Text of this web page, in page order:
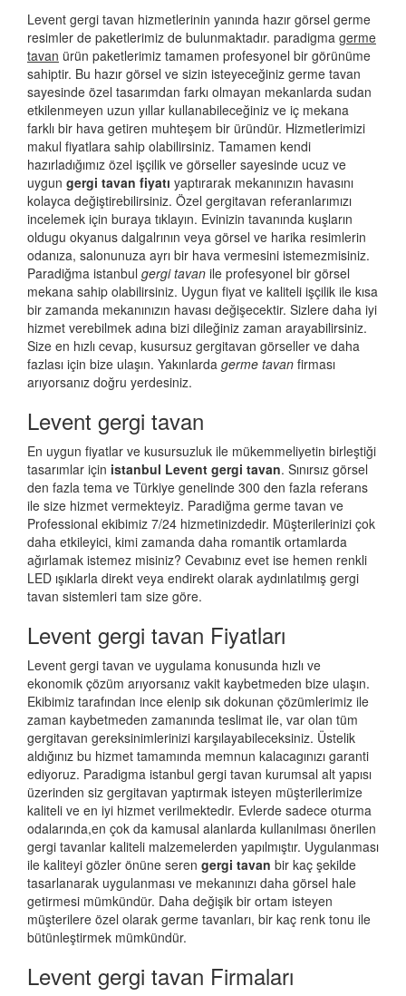
Levent gergi tavan hizmetlerinin yanında hazır görsel germe
resimler de paketlerimiz de bulunmaktadır. paradigma germe
tavan ürün paketlerimiz tamamen profesyonel bir görünüme
sahiptir. Bu hazır görsel ve sizin isteyeceğiniz germe tavan
sayesinde özel tasarımdan farkı olmayan mekanlarda sudan
etkilenmeyen uzun yıllar kullanabileceğiniz ve iç mekana
farklı bir hava getiren muhteşem bir üründür. Hizmetlerimizi
makul fiyatlara sahip olabilirsiniz. Tamamen kendi
hazırladığımız özel işçilik ve görseller sayesinde ucuz ve
uygun gergi tavan fiyatı yaptırarak mekanınızın havasını
kolayca değiştirebilirsiniz. Özel gergitavan referanlarımızı
incelemek için buraya tıklayın. Evinizin tavanında kuşların
oldugu okyanus dalgalrının veya görsel ve harika resimlerin
odanıza, salonunuza ayrı bir hava vermesini istemezmisiniz.
Paradiğma istanbul gergi tavan ile profesyonel bir görsel
mekana sahip olabilirsiniz. Uygun fiyat ve kaliteli işçilik ile kısa
bir zamanda mekanınızın havası değişecektir. Sizlere daha iyi
hizmet verebilmek adına bizi dileğiniz zaman arayabilirsiniz.
Size en hızlı cevap, kusursuz gergitavan görseller ve daha
fazlası için bize ulaşın. Yakınlarda germe tavan firması
arıyorsanız doğru yerdesiniz.
Levent gergi tavan
En uygun fiyatlar ve kusursuzluk ile mükemmeliyetin birleştiği
tasarımlar için istanbul Levent gergi tavan. Sınırsız görsel
den fazla tema ve Türkiye genelinde 300 den fazla referans
ile size hizmet vermekteyiz. Paradiğma germe tavan ve
Professional ekibimiz 7/24 hizmetinizdedir. Müşterilerinizi çok
daha etkileyici, kimi zamanda daha romantik ortamlarda
ağırlamak istemez misiniz? Cevabınız evet ise hemen renkli
LED ışıklarla direkt veya endirekt olarak aydınlatılmış gergi
tavan sistemleri tam size göre.
Levent gergi tavan Fiyatları
Levent gergi tavan ve uygulama konusunda hızlı ve
ekonomik çözüm arıyorsanız vakit kaybetmeden bize ulaşın.
Ekibimiz tarafından ince elenip sık dokunan çözümlerimiz ile
zaman kaybetmeden zamanında teslimat ile, var olan tüm
gergitavan gereksinimlerinizi karşılayabileceksiniz. Üstelik
aldığınız bu hizmet tamamında memnun kalacagınızı garanti
ediyoruz. Paradigma istanbul gergi tavan kurumsal alt yapısı
üzerinden siz gergitavan yaptırmak isteyen müşterilerimize
kaliteli ve en iyi hizmet verilmektedir. Evlerde sadece oturma
odalarında,en çok da kamusal alanlarda kullanılması önerilen
gergi tavanlar kaliteli malzemelerden yapılmıştır. Uygulanması
ile kaliteyi gözler önüne seren gergi tavan bir kaç şekilde
tasarlanarak uygulanması ve mekanınızı daha görsel hale
getirmesi mümkündür. Daha değişik bir ortam isteyen
müşterilere özel olarak germe tavanları, bir kaç renk tonu ile
bütünleştirmek mümkündür.
Levent gergi tavan Firmaları